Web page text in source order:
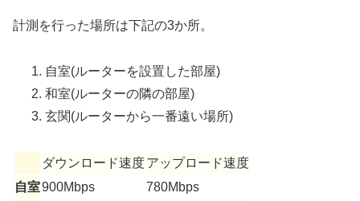
計測を行った場所は下記の3か所。
自室(ルーターを設置した部屋)
和室(ルーターの隣の部屋)
玄関(ルーターから一番遠い場所)
ダウンロード速度 アップロード速度
自室900Mbps
780Mbps